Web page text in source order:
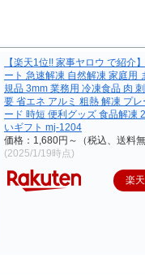
【楽天1位!! 家事ヤロウ で紹介
ート 急速解凍 自然解凍 家庭用
規品 3mm 業務用 冷凍食品 肉
要 省エネ アルミ 粗熱 解凍 プ
ード 時短 便利グッズ 食品解凍
いギフト mj-1204
価格：1,680円～（税込、送料
(2025/1/19時点)
楽